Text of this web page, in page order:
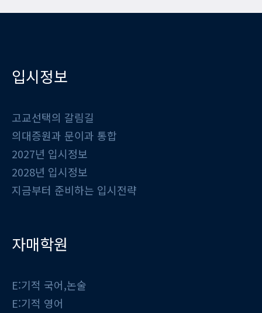
입시정보
고교선택의 갈림길
의대증원과 문이과 통합
2027년 입시정보
2028년 입시정보
지금부터 준비하는 입시전략
자매학원
E:기적 국어,논술
E:기적 영어